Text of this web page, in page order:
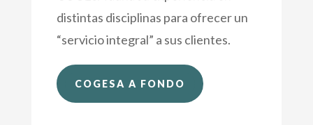
distintas disciplinas para ofrecer un
“servicio integral” a sus clientes.
COGESA A FONDO